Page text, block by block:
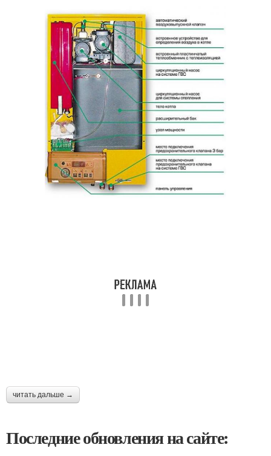
читать дальше →
Последние обновления на сайте: